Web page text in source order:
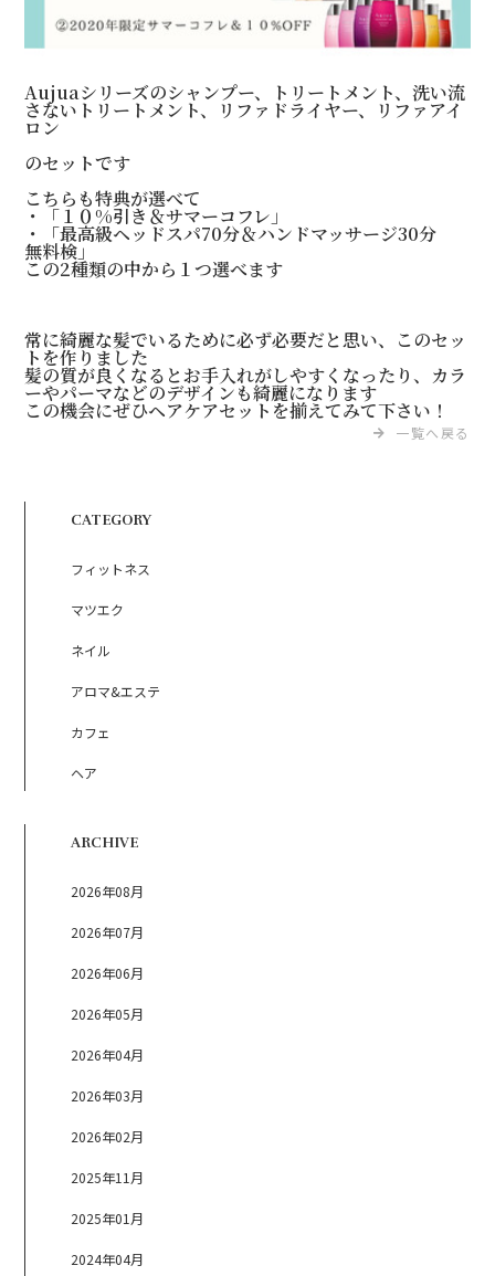
Aujuaシリーズのシャンプー、トリートメント、洗い流
さないトリートメント、リファドライヤー、リファアイ
ロン
のセットです
こちらも特典が選べて
・「１０%引き＆サマーコフレ」
・「最高級ヘッドスパ70分＆ハンドマッサージ30分
無料検」
この2種類の中から１つ選べます
常に綺麗な髪でいるために必ず必要だと思い、このセッ
トを作りました
髪の質が良くなるとお手入れがしやすくなったり、カラ
ーやパーマなどのデザインも綺麗になります
この機会にぜひヘアケアセットを揃えてみて下さい！
一覧へ戻る
CATEGORY
フィットネス
マツエク
ネイル
アロマ&エステ
カフェ
ヘア
ARCHIVE
2026年08月
2026年07月
2026年06月
2026年05月
2026年04月
2026年03月
2026年02月
2025年11月
2025年01月
2024年04月